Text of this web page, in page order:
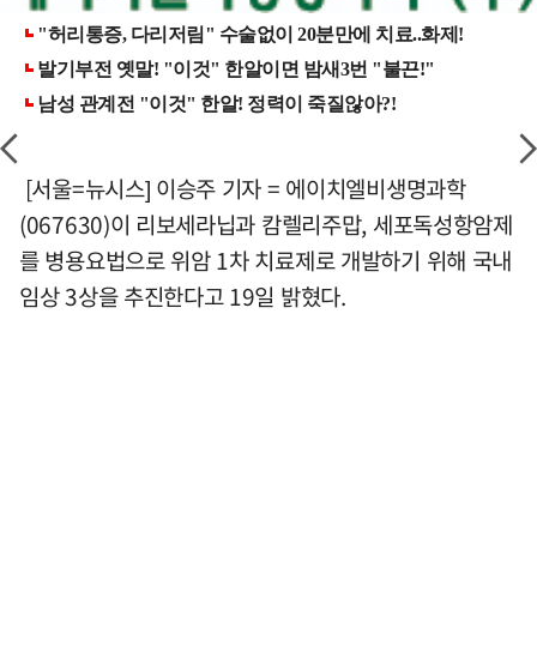
[서울=뉴시스] 이승주 기자 = 에이치엘비생명과학
(067630)이 리보세라닙과 캄렐리주맙, 세포독성항암제
를 병용요법으로 위암 1차 치료제로 개발하기 위해 국내
임상 3상을 추진한다고 19일 밝혔다.